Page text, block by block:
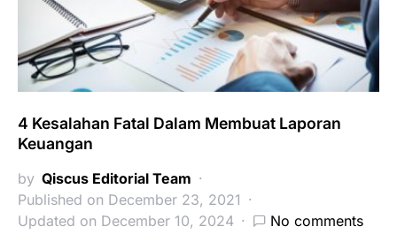
4 Kesalahan Fatal Dalam Membuat Laporan
Keuangan
by Qiscus Editorial Team
Published on December 23, 2021
Updated on December 10, 2024
No comments